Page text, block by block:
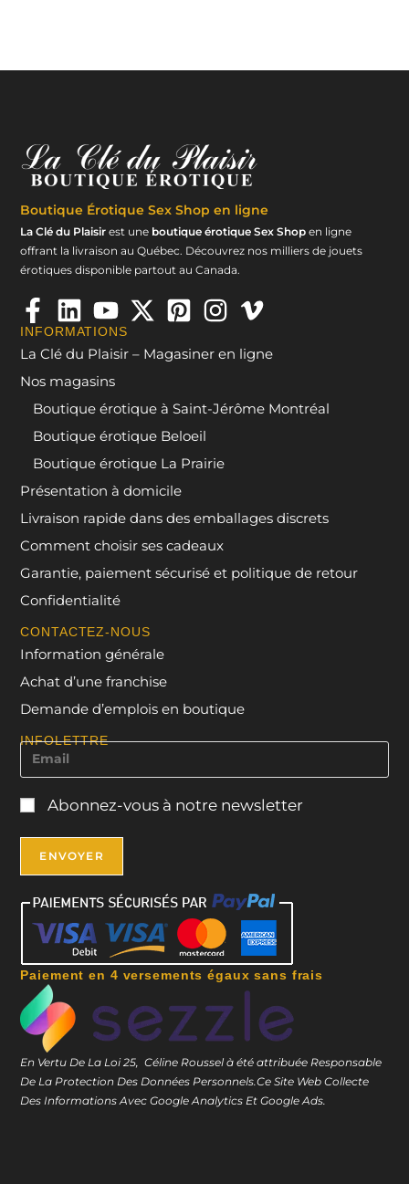
Boutique Érotique Sex Shop en ligne
La Clé du Plaisir est une boutique érotique Sex Shop en ligne
offrant la livraison au Québec. Découvrez nos milliers de jouets
érotiques disponible partout au Canada.
INFORMATIONS
La Clé du Plaisir – Magasiner en ligne
Nos magasins
Boutique érotique à Saint-Jérôme Montréal
Boutique érotique Beloeil
Boutique érotique La Prairie
Présentation à domicile
Livraison rapide dans des emballages discrets
Comment choisir ses cadeaux
Garantie, paiement sécurisé et politique de retour
Confidentialité
CONTACTEZ-NOUS
Information générale
Achat d’une franchise
Demande d’emplois en boutique
INFOLETTRE
Abonnez-vous à notre newsletter
Paiement en 4 versements égaux sans frais
En Vertu De La Loi 25, Céline Roussel à été attribuée Responsable
De La Protection Des Données Personnels.Ce Site Web Collecte
Des Informations Avec Google Analytics Et Google Ads.